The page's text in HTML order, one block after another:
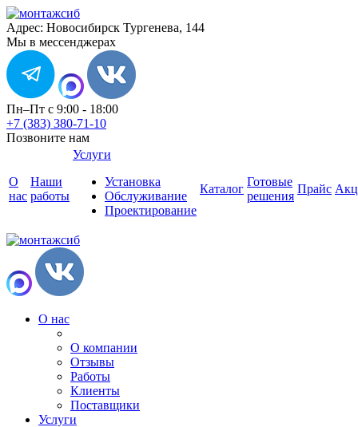
Адрес: Новосибирск Тургенева, 144
Мы в мессенджерах
Пн–Пт с 9:00 - 18:00
+7 (383) 380-71-10
Позвоните нам
О
нас
Наши
работы
Услуги
Установка
Обслуживание
Проектирование
Каталог
Готовые
решения
Прайс
О нас
О компании
Отзывы
Работы
Клиенты
Поставщики
Услуги